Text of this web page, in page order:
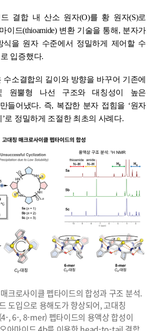
결합 내 산소 원자(O)를 황 원자(S)로
이드(thioamide) 변환 기술을 통해, 분자가
식을 원자 수준에서 정밀하게 제어할 수
입증했다.
수소결합의 길이와 방향을 바꾸어 기존에
원뿔형 나선 구조와 대칭성이 높은
들어냈다. 즉, 복잡한 분자 접힘을 ‘원자
로 정밀하게 조절한 최초의 사례다.
크로사이클 펩타이드의 합성과 구조 분석.
도입으로 용해도가 향상되어, 고대칭
, 6-, 8-mer) 펩타이드의 용액상 합성이